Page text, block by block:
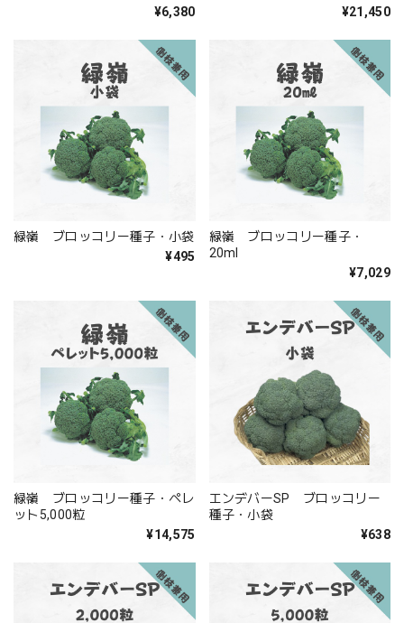
¥6,380
¥21,450
緑嶺 ブロッコリー種子・小袋
¥495
緑嶺 ブロッコリー種子・
20ml
¥7,029
緑嶺 ブロッコリー種子・ペレ
ット5,000粒
¥14,575
エンデバーSP ブロッコリー
種子・小袋
¥638